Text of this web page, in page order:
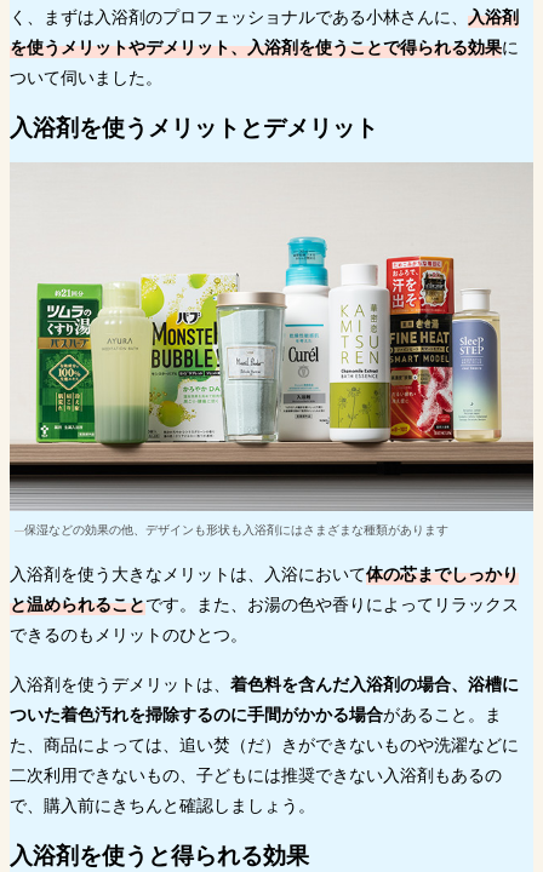
く、まずは入浴剤のプロフェッショナルである小林さんに、 入浴剤
を使うメリットやデメリット、入浴剤を使うことで得られる効果に
ついて伺いました。
入浴剤を使うメリットとデメリット
保湿などの効果の他、デザインも形状も入浴剤にはさまざまな種類があります
入浴剤を使う大きなメリットは、入浴において体の芯までしっかり
と温められることです。また、お湯の色や香りによってリラックス
できるのもメリットのひとつ。
入浴剤を使うデメリットは、 着色料を含んだ入浴剤の場合、浴槽に
ついた着色汚れを掃除するのに手間がかかる場合があること。ま
た、商品によっては、追い焚（だ）きができないものや洗濯などに
二次利用できないもの、子どもには推奨できない入浴剤もあるの
で、購入前にきちんと確認しましょう。
入浴剤を使うと得られる効果